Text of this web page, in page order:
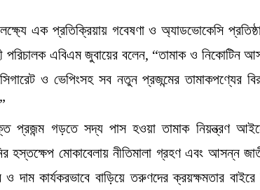
এক প্রতিক্রিয়ায় গবেষণা ও অ্যাডভোকেসি
পরিচালক এবিএম জুবায়ের বলেন, “তামাক ও নিকোটিন
ও ভেপিংসহ সব নতুন প্রজন্মের তামাকপণ্যের
প্রজন্ম গড়তে সদ্য পাস হওয়া তামাক নিয়ন্ত্রণ
হস্তক্ষেপ মোকাবেলায় নীতিমালা গ্রহণ এবং আসন্ন
দাম কার্যকরভাবে বাড়িয়ে তরুণদের ক্রয়ক্ষমতার বাইরে